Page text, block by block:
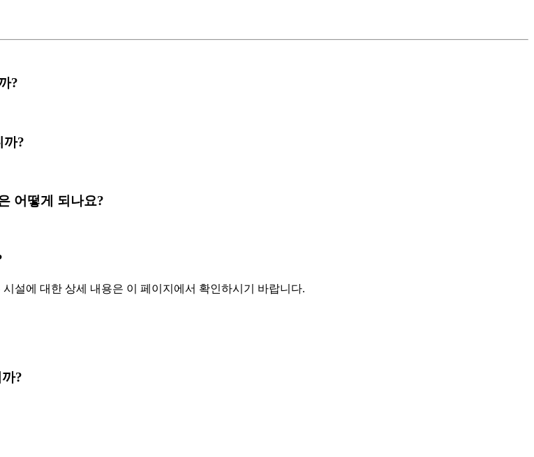
?
까?
어떻게 되나요?
설에 대한 상세 내용은 이 페이지에서 확인하시기 바랍니다.
?